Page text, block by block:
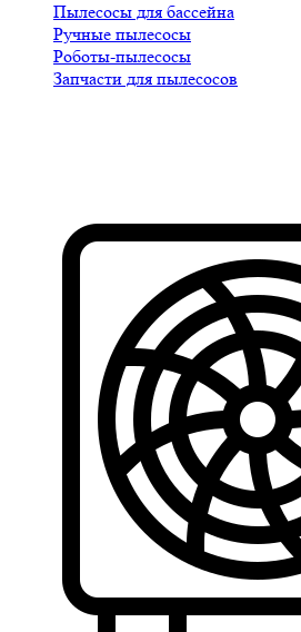
Пылесосы для бассейна
Ручные пылесосы
Роботы-пылесосы
Запчасти для пылесосов